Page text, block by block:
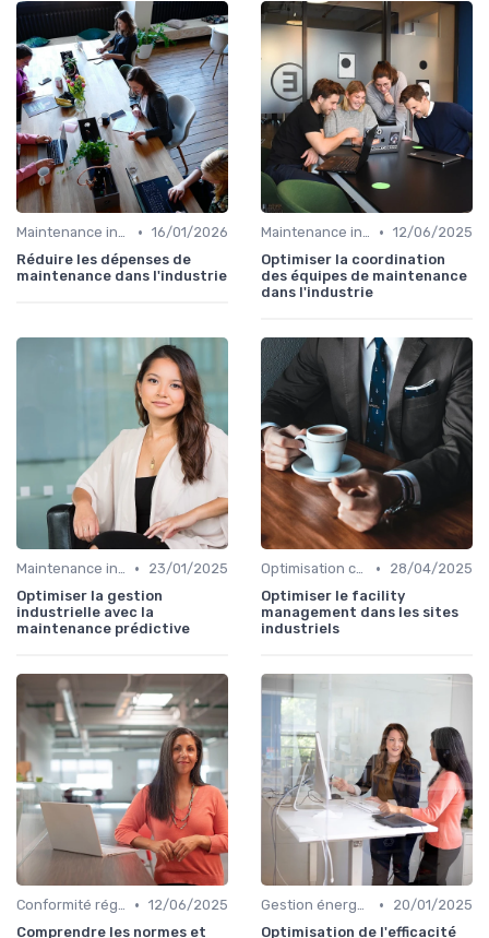
Maintenance infrastructures • 16/01/2026
Réduire les dépenses de
maintenance dans l'industrie
Maintenance infrastructures • 12/06/2025
Optimiser la coordination
des équipes de maintenance
dans l'industrie
Maintenance infrastructures •
23/01/2025
Optimiser la gestion
industrielle avec la
maintenance prédictive
Optimisation coûts •
28/04/2025
Optimiser le facility
management dans les sites
industriels
Conformité réglementaire • 12/06/2025
Comprendre les normes et
Gestion énergétique •
20/01/2025
Optimisation de l'efficacité